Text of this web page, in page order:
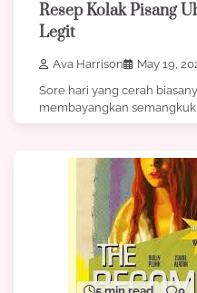
Resep Kolak Pisang
Legit
Ava Harrison
May 19,
Sore hari yang cerah
membayangkan semangkuk